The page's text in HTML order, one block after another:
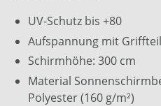
UV-Schutz bis +80
Aufspannung mit Griffteil
Schirmhöhe: 300 cm
Material
Polyester (160 g/m²)